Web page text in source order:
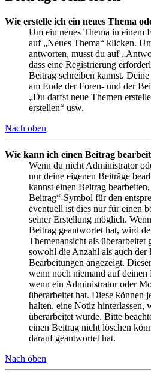
Wie erstelle ich ein neues Thema
Um ein neues Thema in einem
auf „Neues Thema“ klicken.
antworten, musst du auf
dass eine Registrierung
Beitrag schreiben kannst.
am Ende der Foren- und der
„Du darfst neue Themen
erstellen“ usw.
Nach oben
Wie kann ich einen Beitrag
Wenn du nicht Administrator
nur deine eigenen Beiträge
kannst einen Beitrag
Beitrag“-Symbol für den
eventuell ist dies nur für einen
seiner Erstellung möglich.
Beitrag geantwortet hat, wird
Themenansicht als überarbeitet
sowohl die Anzahl als auch der
Bearbeitungen angezeigt.
wenn noch niemand auf
wenn ein Administrator oder
überarbeitet hat. Diese können
halten, eine Notiz hinterlassen,
überarbeitet wurde. Bitte
einen Beitrag nicht löschen
darauf geantwortet hat.
Nach oben